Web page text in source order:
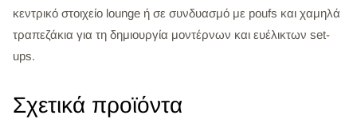
κεντρικό στοιχείο lounge ή σε συνδυασμό με poufs και χαμηλά
τραπεζάκια για τη δημιουργία μοντέρνων και ευέλικτων set-
ups.
Σχετικά προϊόντα